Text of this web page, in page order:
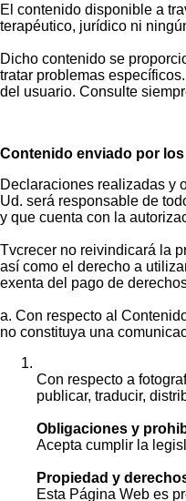
El contenido disponible a
terapéutico, jurídico ni
Dicho contenido se
tratar problemas
del usuario. Consulte
Contenido enviado por
Declaraciones realizadas y
Ud. será responsable de
y que cuenta con la
Tvcrecer no reivindicará la
así como el derecho a
exenta del pago de
a. Con respecto al
no constituya una
Con respecto a
publicar, traducir,
Obligaciones y
Acepta cumplir la
Propiedad y
Esta Página Web es